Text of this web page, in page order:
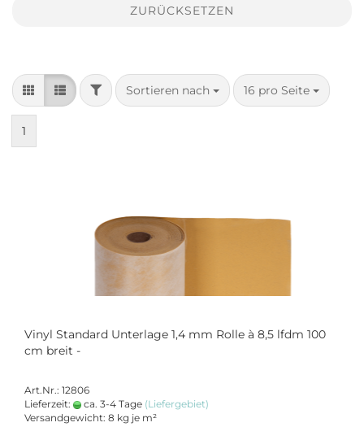
ZURÜCKSETZEN
FILTERSortieren nach
Sortieren nach 16 pro Seite
pro Seite
1
Vinyl Standard Unterlage 1,4 mm Rolle à 8,5 lfdm 100
cm breit -
Art.Nr.: 12806
Lieferzeit:
ca. 3-4 Tage (Liefergebiet)
Versandgewicht: 8 kg je m²